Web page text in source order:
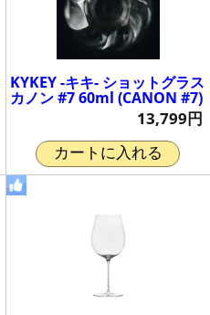
KYKEY -キキ- ショットグラス
カノン #7 60ml (CANON #7)
13,799円
カートに入れる